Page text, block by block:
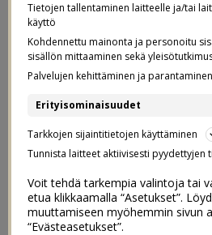
Tietojen tallentaminen laitteelle ja/tai
käyttö
Kohdennettu mainonta ja personoitu
sisällön mittaaminen sekä
Palvelujen kehittäminen ja parantaminen
Erityisominaisuudet
Tarkkojen sijaintitietojen käyttäminen
Tunnista laitteet aktiivisesti pyydettyjen
Voit tehdä tarkempia valintoja tai
etua klikkaamalla “Asetukset”.
muuttamiseen myöhemmin sivun
“Evästeasetukset”.